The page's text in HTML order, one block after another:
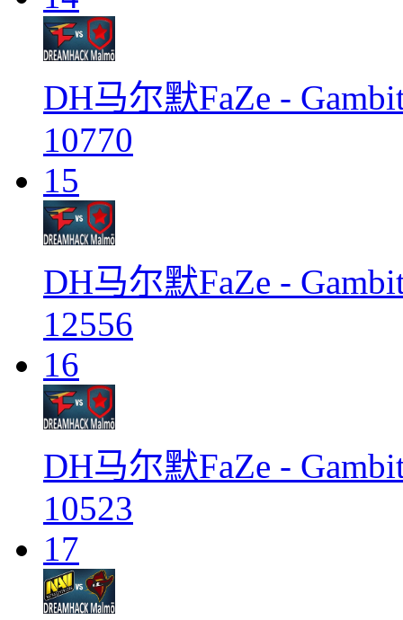
DH马尔默FaZe -
10770
15
DH马尔默FaZe -
12556
16
DH马尔默FaZe -
10523
17